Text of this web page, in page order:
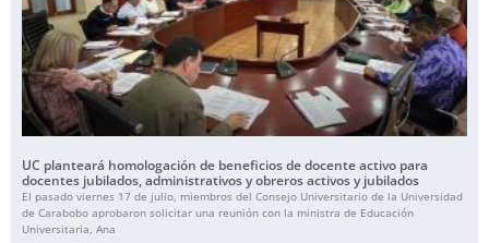
UC planteará homologación de beneficios de docente activo para
docentes jubilados, administrativos y obreros activos y jubilados
El pasado viernes 17 de julio, miembros del Consejo Universitario de la Universidad
de Carabobo aprobaron solicitar una reunión con la ministra de Educación
Universitaria, Ana